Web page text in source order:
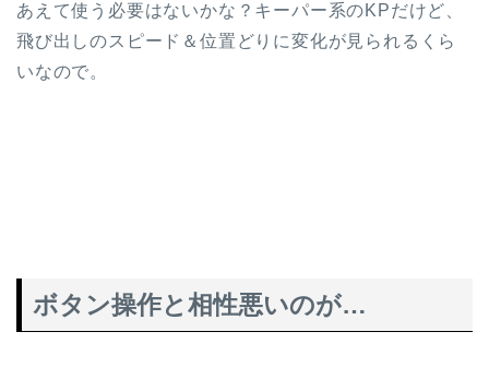
あえて使う必要はないかな？キーパー系のKPだけど、
飛び出しのスピード＆位置どりに変化が見られるくら
いなので。
ボタン操作と相性悪いのが…